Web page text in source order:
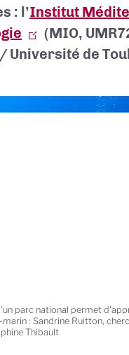
: l’Institut
(MIO,
Université de
parc national permet
: Sandrine Ruitton,
Thibault